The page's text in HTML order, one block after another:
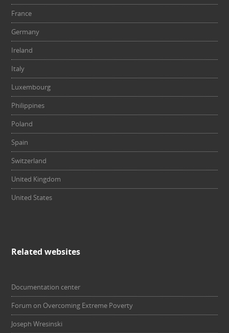
France
Germany
Ireland
Italy
Luxembourg
Philippines
Poland
Spain
Switzerland
United Kingdom
United States
Related websites
Documentation center
Forum on Overcoming Extreme Poverty
Joseph Wresinski